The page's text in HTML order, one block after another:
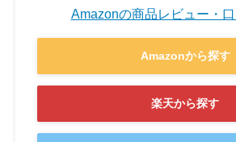
Amazonの商品レビュー・
Amazonから探す
楽天から探す